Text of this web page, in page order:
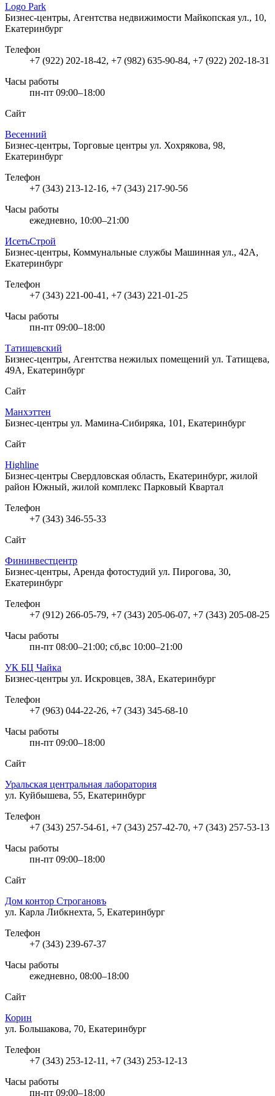
Logo Park
Бизнес-центры, Агентства недвижимости Майкопская ул., 10,
Екатеринбург
Телефон
+7 (922) 202-18-42, +7 (982) 635-90-84, +7 (922) 202-18-31
Часы работы
пн-пт 09:00–18:00
Сайт
Весенний
Бизнес-центры, Торговые центры ул. Хохрякова, 98,
Екатеринбург
Телефон
+7 (343) 213-12-16, +7 (343) 217-90-56
Часы работы
ежедневно, 10:00–21:00
ИсетьСтрой
Бизнес-центры, Коммунальные службы Машинная ул., 42А,
Екатеринбург
Телефон
+7 (343) 221-00-41, +7 (343) 221-01-25
Часы работы
пн-пт 09:00–18:00
Татищевский
Бизнес-центры, Агентства нежилых помещений ул. Татищева,
49А, Екатеринбург
Сайт
Манхэттен
Бизнес-центры ул. Мамина-Сибиряка, 101, Екатеринбург
Сайт
Highline
Бизнес-центры Свердловская область, Екатеринбург, жилой
район Южный, жилой комплекс Парковый Квартал
Телефон
+7 (343) 346-55-33
Сайт
Фининвестцентр
Бизнес-центры, Аренда фотостудий ул. Пирогова, 30,
Екатеринбург
Телефон
+7 (912) 266-05-79, +7 (343) 205-06-07, +7 (343) 205-08-25
Часы работы
пн-пт 08:00–21:00; сб,вс 10:00–21:00
УК БЦ Чайка
Бизнес-центры ул. Искровцев, 38А, Екатеринбург
Телефон
+7 (963) 044-22-26, +7 (343) 345-68-10
Часы работы
пн-пт 09:00–18:00
Сайт
Уральская центральная лаборатория
ул. Куйбышева, 55, Екатеринбург
Телефон
+7 (343) 257-54-61, +7 (343) 257-42-70, +7 (343) 257-53-13
Часы работы
пн-пт 09:00–18:00
Сайт
Дом контор Строгановъ
ул. Карла Либкнехта, 5, Екатеринбург
Телефон
+7 (343) 239-67-37
Часы работы
ежедневно, 08:00–18:00
Сайт
Корин
ул. Большакова, 70, Екатеринбург
Телефон
+7 (343) 253-12-11, +7 (343) 253-12-13
Часы работы
пн-пт 09:00–18:00